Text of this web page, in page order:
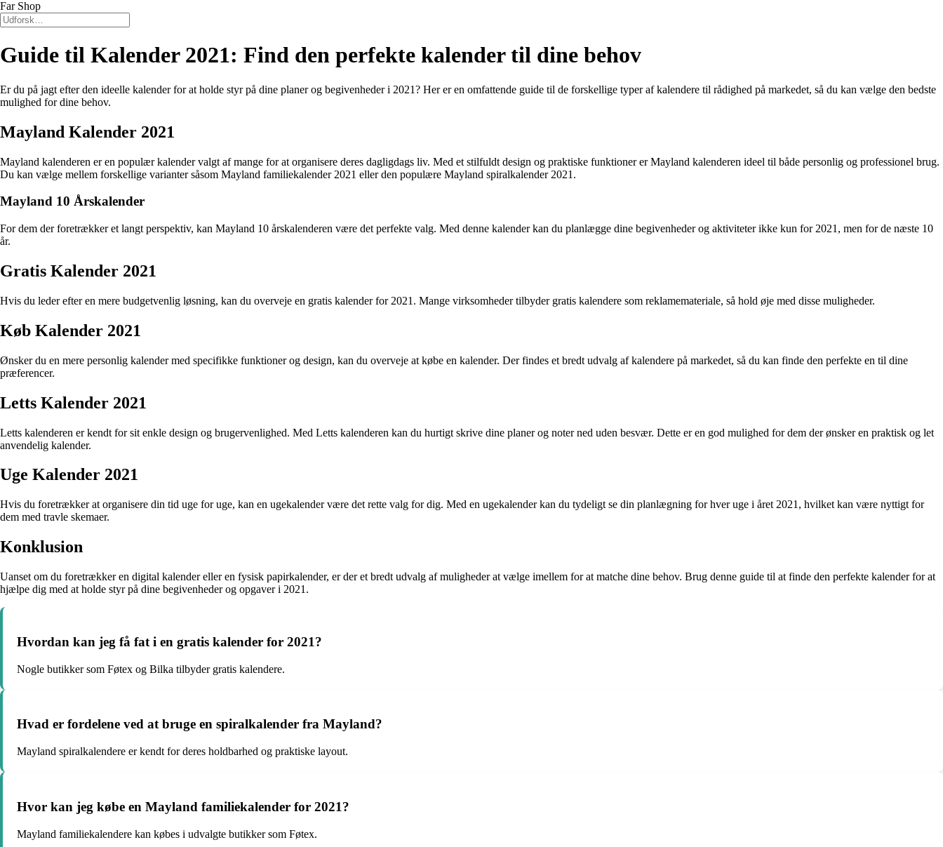
Far Shop
Guide til Kalender 2021: Find den perfekte kalender til dine behov
Er du på jagt efter den ideelle kalender for at holde styr på dine planer og begivenheder i 2021? Her er en omfattende guide til de forskellige typer af kalendere til rådighed på markedet, så du kan vælge den bedste
mulighed for dine behov.
Mayland Kalender 2021
Mayland kalenderen er en populær kalender valgt af mange for at organisere deres dagligdags liv. Med et stilfuldt design og praktiske funktioner er Mayland kalenderen ideel til både personlig og professionel brug.
Du kan vælge mellem forskellige varianter såsom Mayland familiekalender 2021 eller den populære Mayland spiralkalender 2021.
Mayland 10 Årskalender
For dem der foretrækker et langt perspektiv, kan Mayland 10 årskalenderen være det perfekte valg. Med denne kalender kan du planlægge dine begivenheder og aktiviteter ikke kun for 2021, men for de næste 10
år.
Gratis Kalender 2021
Hvis du leder efter en mere budgetvenlig løsning, kan du overveje en gratis kalender for 2021. Mange virksomheder tilbyder gratis kalendere som reklamemateriale, så hold øje med disse muligheder.
Køb Kalender 2021
Ønsker du en mere personlig kalender med specifikke funktioner og design, kan du overveje at købe en kalender. Der findes et bredt udvalg af kalendere på markedet, så du kan finde den perfekte en til dine
præferencer.
Letts Kalender 2021
Letts kalenderen er kendt for sit enkle design og brugervenlighed. Med Letts kalenderen kan du hurtigt skrive dine planer og noter ned uden besvær. Dette er en god mulighed for dem der ønsker en praktisk og let
anvendelig kalender.
Uge Kalender 2021
Hvis du foretrækker at organisere din tid uge for uge, kan en ugekalender være det rette valg for dig. Med en ugekalender kan du tydeligt se din planlægning for hver uge i året 2021, hvilket kan være nyttigt for
dem med travle skemaer.
Konklusion
Uanset om du foretrækker en digital kalender eller en fysisk papirkalender, er der et bredt udvalg af muligheder at vælge imellem for at matche dine behov. Brug denne guide til at finde den perfekte kalender for at
hjælpe dig med at holde styr på dine begivenheder og opgaver i 2021.
Hvordan kan jeg få fat i en gratis kalender for 2021?
Nogle butikker som Føtex og Bilka tilbyder gratis kalendere.
Hvad er fordelene ved at bruge en spiralkalender fra Mayland?
Mayland spiralkalendere er kendt for deres holdbarhed og praktiske layout.
Hvor kan jeg købe en Mayland familiekalender for 2021?
Mayland familiekalendere kan købes i udvalgte butikker som Føtex.